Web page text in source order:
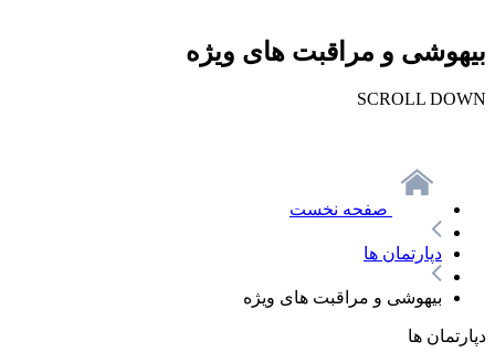
بیهوشی و مراقبت های ویژه
SCROLL DOWN
صفحه نخست
دپارتمان ها
بیهوشی و مراقبت های ویژه
دپارتمان ها